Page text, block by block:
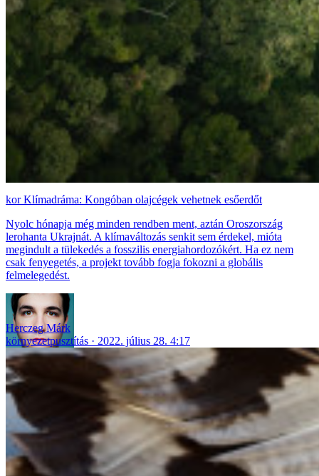
Klímadráma: Kongóban olajcégek vehetnek esőerdőt
Nyolc hónapja még minden rendben ment, aztán Oroszország
lerohanta Ukrajnát. A klímaváltozás senkit sem érdekel, mióta
megindult a tülekedés a fosszilis energiahordozókért. Ha ez nem
csak fenyegetés, a projekt tovább fogja fokozni a globális
felmelegedést.
Herczeg Márk
környezetpusztítás
2022. július 28. 4:17